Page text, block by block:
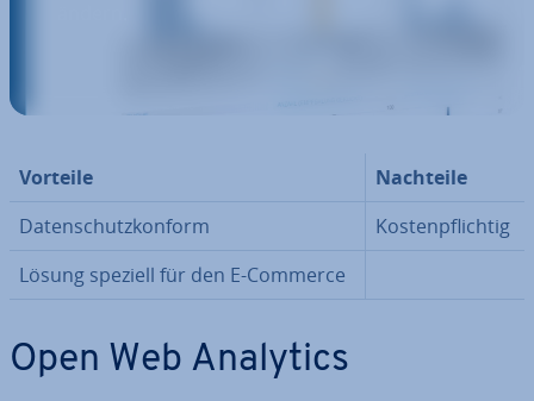
Vorteile
Nachteile
Da­ten­schutz­kon­form
Kos­ten­pflich­tig
Lösung speziell für den E-Commerce
Open Web Analytics